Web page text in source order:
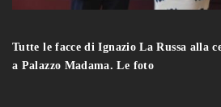
Tutte le facce di Ignazio La Russa alla
a Palazzo Madama. Le foto